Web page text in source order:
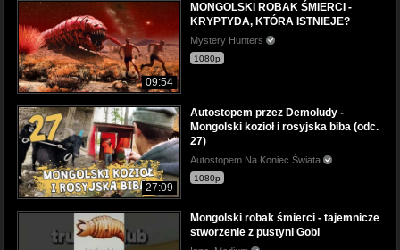
09:54
MONGOLSKI ROBAK ŚMIERCI -
KRYPTYDA, KTÓRA ISTNIEJE?
Mystery Hunters
1080p
27:09
Autostopem przez Demoludy -
Mongolski kozioł i rosyjska biba (odc.
27)
Autostopem Na Koniec Świata
1080p
Mongolski robak śmierci - tajemnicze
stworzenie z pustyni Gobi